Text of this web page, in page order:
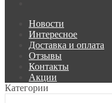
Новости
Интересное
Доставка и оплата
Отзывы
Контакты
Акции
Категории